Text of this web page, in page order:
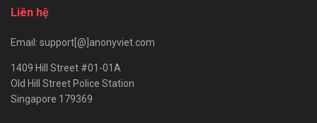
Liên hệ
Email: support[@]anonyviet.com
1409 Hill Street #01-01A
Old Hill Street Police Station
Singapore 179369